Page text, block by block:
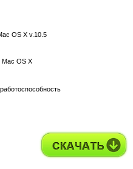
OS X v.10.5
OS X